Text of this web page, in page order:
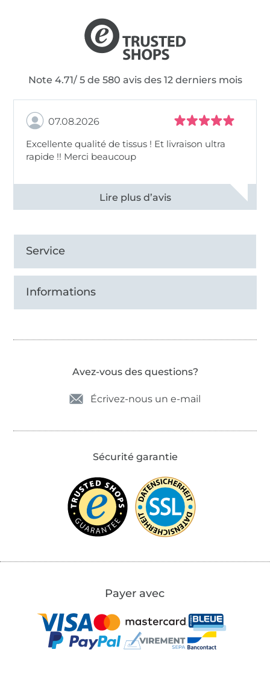
Note 4.71/ 5 de 580 avis des 12 derniers mois
07.08.2026
Excellente qualité de tissus ! Et livraison ultra
rapide !! Merci beaucoup
Voir tous les 11497 commentaires
Service
Informations
Avez-vous des questions?
Écrivez-nous un e-mail
Sécurité garantie
Payer avec